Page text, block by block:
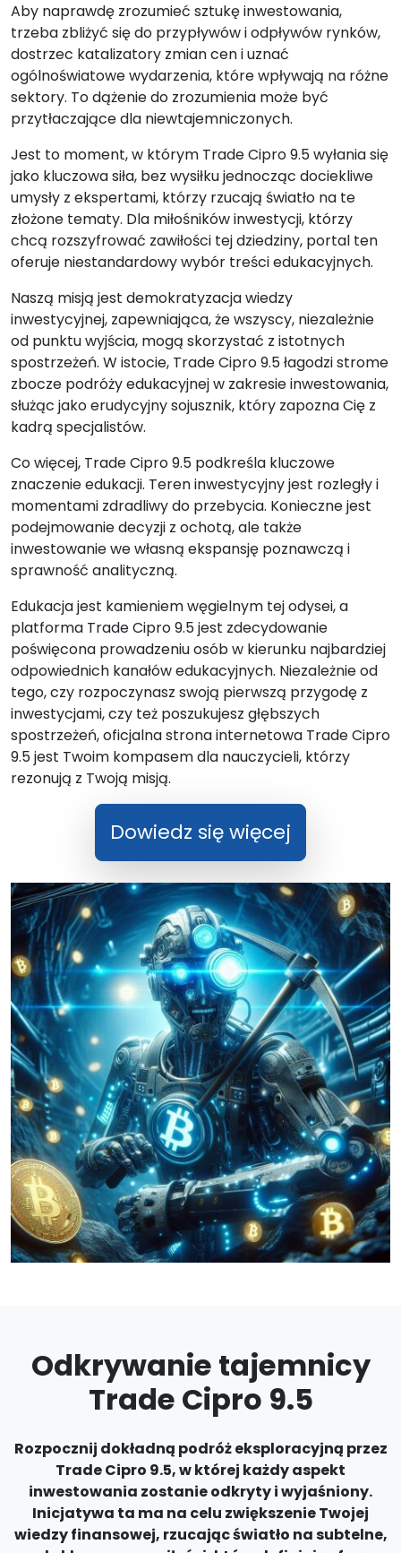
Aby naprawdę zrozumieć sztukę inwestowania,
trzeba zbliżyć się do przypływów i odpływów rynków,
dostrzec katalizatory zmian cen i uznać
ogólnoświatowe wydarzenia, które wpływają na różne
sektory. To dążenie do zrozumienia może być
przytłaczające dla niewtajemniczonych.
Jest to moment, w którym Trade Cipro 9.5 wyłania się
jako kluczowa siła, bez wysiłku jednocząc dociekliwe
umysły z ekspertami, którzy rzucają światło na te
złożone tematy. Dla miłośników inwestycji, którzy
chcą rozszyfrować zawiłości tej dziedziny, portal ten
oferuje niestandardowy wybór treści edukacyjnych.
Naszą misją jest demokratyzacja wiedzy
inwestycyjnej, zapewniająca, że wszyscy, niezależnie
od punktu wyjścia, mogą skorzystać z istotnych
spostrzeżeń. W istocie, Trade Cipro 9.5 łagodzi strome
zbocze podróży edukacyjnej w zakresie inwestowania,
służąc jako erudycyjny sojusznik, który zapozna Cię z
kadrą specjalistów.
Co więcej, Trade Cipro 9.5 podkreśla kluczowe
znaczenie edukacji. Teren inwestycyjny jest rozległy i
momentami zdradliwy do przebycia. Konieczne jest
podejmowanie decyzji z ochotą, ale także
inwestowanie we własną ekspansję poznawczą i
sprawność analityczną.
Edukacja jest kamieniem węgielnym tej odysei, a
platforma Trade Cipro 9.5 jest zdecydowanie
poświęcona prowadzeniu osób w kierunku najbardziej
odpowiednich kanałów edukacyjnych. Niezależnie od
tego, czy rozpoczynasz swoją pierwszą przygodę z
inwestycjami, czy też poszukujesz głębszych
spostrzeżeń, oficjalna strona internetowa Trade Cipro
9.5 jest Twoim kompasem dla nauczycieli, którzy
rezonują z Twoją misją.
Dowiedz się więcej
Odkrywanie tajemnicy
Trade Cipro 9.5
Rozpocznij dokładną podróż eksploracyjną przez
Trade Cipro 9.5, w której każdy aspekt
inwestowania zostanie odkryty i wyjaśniony.
Inicjatywa ta ma na celu zwiększenie Twojej
wiedzy finansowej, rzucając światło na subtelne,